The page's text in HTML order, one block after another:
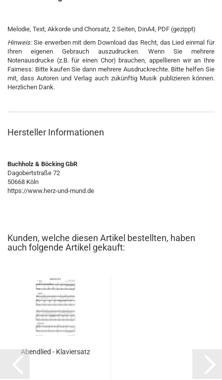
Melodie, Text, Akkorde und Chorsatz, 2 Seiten, DinA4, PDF (gezippt)
Hinweis:Sie erwerben mit dem Download das Recht, das Lied einmal für
Ihren eigenen Gebrauch auszudrucken. Wenn Sie mehrere
Notenausdrucke (z.B. für einen Chor) brauchen, appellieren wir an Ihre
Fairness: Bitte kaufen Sie dann mehrere Ausdruckrechte. Bitte helfen Sie
mit, dass Autoren und Verlag auch zukünftig Musik publizieren können.
Herzlichen Dank.
Hersteller Informationen
Buchholz & Böcking GbR
Dagobertstraße 72
50668 Köln
https://www.herz-und-mund.de
Kunden, welche diesen Artikel bestellten, haben
auch folgende Artikel gekauft:
Abend­lied - Kla­vier­satz